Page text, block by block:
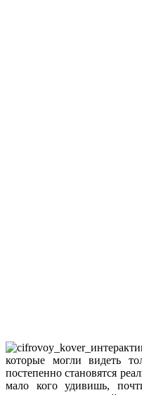
которые могли видеть
постепенно становятся
мало кого удивишь,